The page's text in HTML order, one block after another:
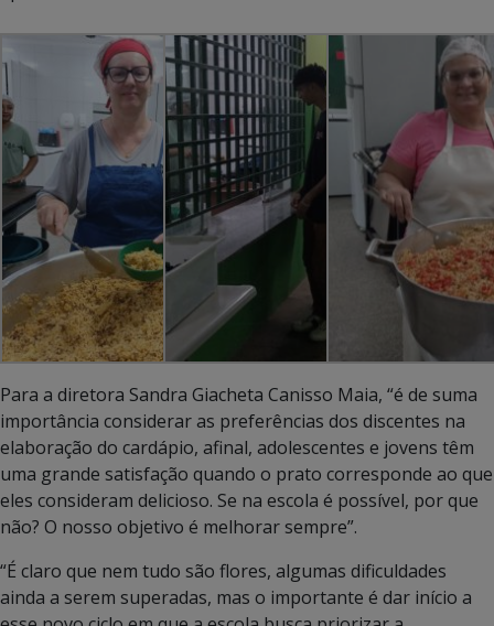
Para a diretora Sandra Giacheta Canisso Maia, “é de suma
importância considerar as preferências dos discentes na
elaboração do cardápio, afinal, adolescentes e jovens têm
uma grande satisfação quando o prato corresponde ao que
eles consideram delicioso. Se na escola é possível, por que
não? O nosso objetivo é melhorar sempre”.
“É claro que nem tudo são flores, algumas dificuldades
ainda a serem superadas, mas o importante é dar início a